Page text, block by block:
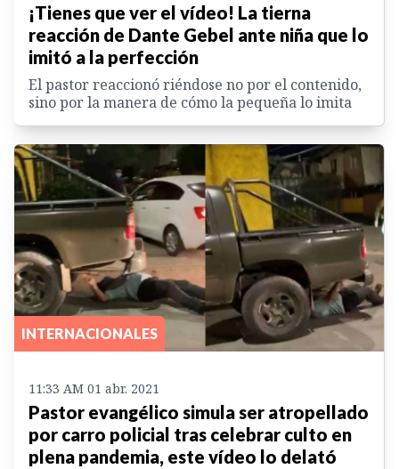
¡Tienes que ver el vídeo! La tierna
reacción de Dante Gebel ante niña que lo
imitó a la perfección
El pastor reaccionó riéndose no por el contenido,
sino por la manera de cómo la pequeña lo imita
INTERNACIONALES
11:33 AM 01 abr. 2021
Pastor evangélico simula ser atropellado
por carro policial tras celebrar culto en
plena pandemia, este vídeo lo delató